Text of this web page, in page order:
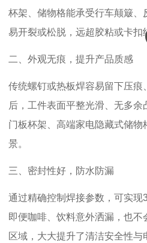
杯架、储物格能承受行车颠簸、
易开裂或松脱，远超胶粘或卡扣
二、外观无痕，提升产品质感
传统螺钉或热板焊容易留下压痕
后，工件表面平整光滑、无多
门板杯架、高端家电隐藏式储
景。
三、密封性好，防水防漏
通过精确控制焊接参数，可实现
即便咖啡、饮料意外洒漏，也
区域，大大提升了清洁安全性与